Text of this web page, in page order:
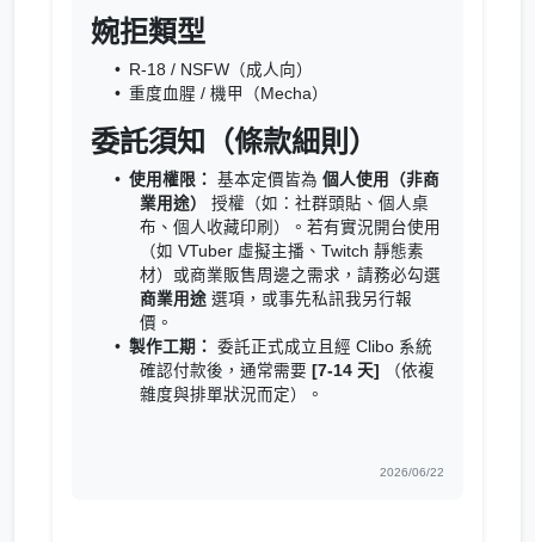
婉拒類型
R-18 / NSFW（成人向）
重度血腥 / 機甲（Mecha）
委託須知（條款細則）
使用權限： 基本定價皆為個人使用（非商
業用途）
授權（如：社群頭貼、個人桌
布、個人收藏印刷）。若有實況開台使用
（如 VTuber 虛擬主播、Twitch 靜態素
材）或商業販售周邊之需求，請務必勾選
商業用途選項，或事先私訊我另行報
價。
製作工期： 委託正式成立且經 Clibo 系統
確認付款後，通常需要 [7-14 天]
（依複
雜度與排單狀況而定）。
2026/06/22